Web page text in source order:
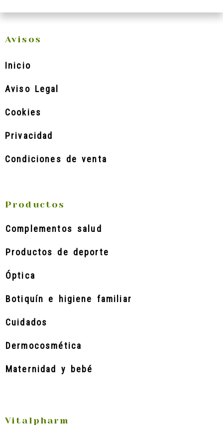
Avisos
Inicio
Aviso Legal
Cookies
Privacidad
Condiciones de venta
Productos
Complementos salud
Productos de deporte
Óptica
Botiquín e higiene familiar
Cuidados
Dermocosmética
Maternidad y bebé
Vitalpharm